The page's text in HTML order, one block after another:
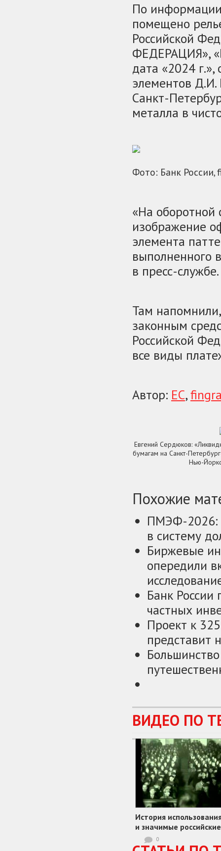
По
помещено
Российской
ФЕДЕРАЦИЯ»,
дата «2024
элементов Д.И.
Санкт-
металла в
Фото: Банк России,
«На оборотной
изображение
элемента
выполненного
в пресс-службе.
Там
законным
Российской
все виды
Автор: ЕС,
Евгений Сердюков:
бумагам на Санкт-
Нью-
Похожие
ПМЭФ-2026:
в систему
Биржевые
опередили
Банк
частных
Проект к
представит
ВИДЕО ПО
История
и значимые российские
реформы
0